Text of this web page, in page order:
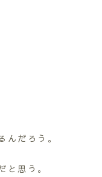
だろう。
と思う。